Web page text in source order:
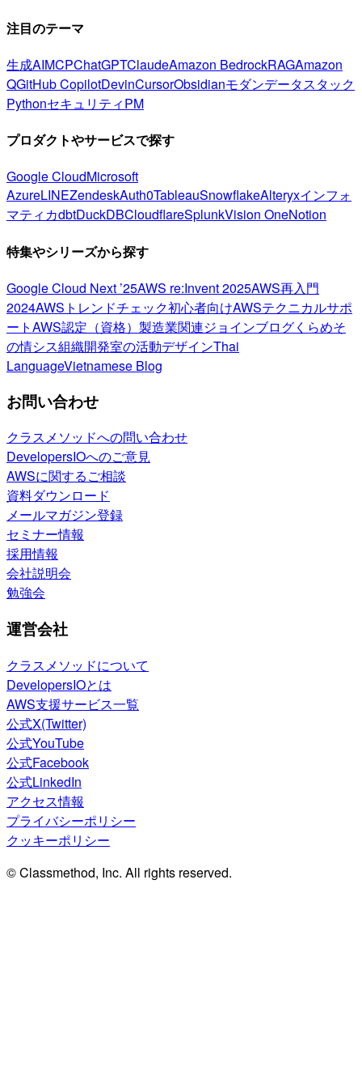
注目のテーマ
生成AIMCPChatGPTClaudeAmazon BedrockRAGAmazon
QGitHub CopilotDevinCursorObsidianモダンデータスタック
PythonセキュリティPM
プロダクトやサービスで探す
Google CloudMicrosoft
AzureLINEZendeskAuth0TableauSnowflakeAlteryxインフォ
マティカdbtDuckDBCloudflareSplunkVision OneNotion
特集やシリーズから探す
Google Cloud Next ’25AWS re:Invent 2025AWS再入門
2024AWSトレンドチェック初心者向けAWSテクニカルサポ
ートAWS認定（資格） 製造業関連ジョインブログくらめそ
の情シス組織開発室の活動デザインThai
LanguageVietnamese Blog
お問い合わせ
クラスメソッドへの問い合わせ
DevelopersIOへのご意見
AWSに関するご相談
資料ダウンロード
メールマガジン登録
セミナー情報
採用情報
会社説明会
勉強会
運営会社
クラスメソッドについて
DevelopersIOとは
AWS支援サービス一覧
公式X(Twitter)
公式YouTube
公式Facebook
公式LinkedIn
アクセス情報
プライバシーポリシー
クッキーポリシー
© Classmethod, Inc. All rights reserved.